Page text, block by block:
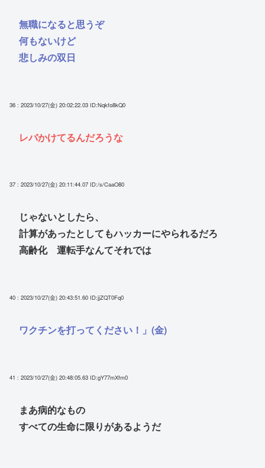
無職になると思うぞ
何もないけど
悲しみの双日
36 : 2023/10/27(金) 20:02:22.03 ID:Nqkfo8kQ0
レバかけてるんだろうな
37 : 2023/10/27(金) 20:11:44.07 ID:/s/CaaO80
じゃないとしたら、
計算があったとしてもハッカーにやられるだろ
高齢化 運転手なんてそれでは
40 : 2023/10/27(金) 20:43:51.60 ID:jjZQT0Fq0
ワクチンを打ってください！」(金)
41 : 2023/10/27(金) 20:48:05.63 ID:gY77mXfm0
まあ病的なもの
すべての生命に限りがあるようだ